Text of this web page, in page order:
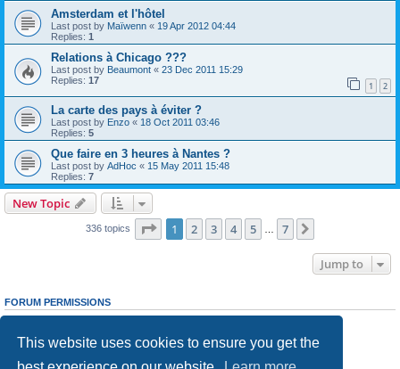
This website uses cookies to ensure you get the
Amsterdam et l'hôtel
Last post by Maïwenn « 19 Apr 2012 04:44
Replies: 1
Relations à Chicago ???
Last post by Beaumont « 23 Dec 2011 15:29
Replies: 17 1 2
La carte des pays à éviter ?
Last post by Enzo « 18 Oct 2011 03:46
Replies: 5
Que faire en 3 heures à Nantes ?
Last post by AdHoc « 15 May 2011 15:48
Replies: 7
New Topic
336 topics Page 1of 7
1 2 3 4 5 7
Jump to
FORUM PERMISSIONS
Youcannotpost new topics in this forum
cannotedit your posts in this forum